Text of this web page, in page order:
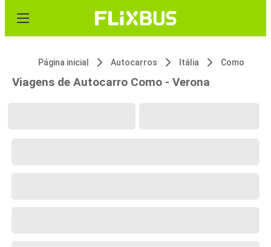
Página inicial Autocarros Itália Como
Viagens de Autocarro Como - Verona